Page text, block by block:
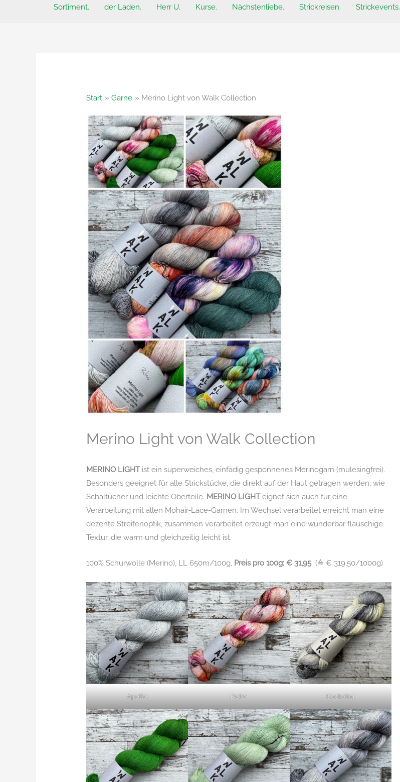
Sortiment. der Laden. Herr U. Kurse. Nächstenliebe. Strickreisen. Strickevents.
Start Garne Merino Light von Walk Collection
Merino Light von Walk Collection
MERINO LIGHTist ein superweiches, einfädig gesponnenes Merinogarn (mulesingfrei).
Besonders geeignet für alle Strickstücke, die direkt auf der Haut getragen werden, wie
Schaltücher und leichte Oberteile. MERINO LIGHTeignet sich auch für eine
Verarbeitung mit allen Mohair-Lace-Garnen. Im Wechsel verarbeitet erreicht man eine
dezente Streifenoptik, zusammen verarbeitet erzeugt man eine wunderbar flauschige
Textur, die warm und gleichzeitig leicht ist.
100% Schurwolle (Merino), LL 650m/100g, Preis pro 100g: € 31,95(≙ € 319,50/1000g)
Apollo Boho Cockatiel